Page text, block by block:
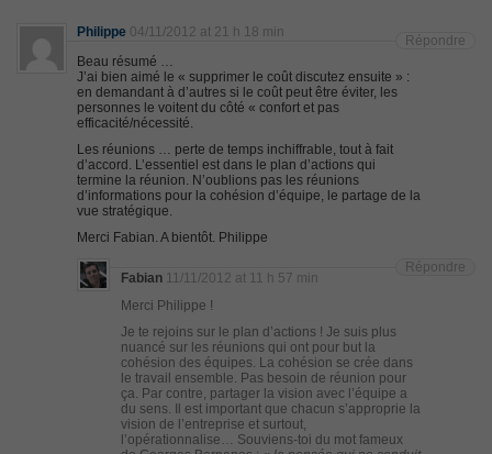
Philippe 04/11/2012 at 21 h 18 min
Beau résumé …
J’ai bien aimé le « supprimer le coût discutez ensuite » :
en demandant à d’autres si le coût peut être éviter, les
personnes le voitent du côté « confort et pas
efficacité/nécessité.
Les réunions … perte de temps inchiffrable, tout à fait
d’accord. L’essentiel est dans le plan d’actions qui
termine la réunion. N’oublions pas les réunions
d’informations pour la cohésion d’équipe, le partage de la
vue stratégique.
Merci Fabian. A bientôt. Philippe
Répondre
Fabian 11/11/2012 at 11 h 57 min
Merci Philippe !
Je te rejoins sur le plan d’actions ! Je suis plus
nuancé sur les réunions qui ont pour but la
cohésion des équipes. La cohésion se crée dans
le travail ensemble. Pas besoin de réunion pour
ça. Par contre, partager la vision avec l’équipe a
du sens. Il est important que chacun s’approprie la
vision de l’entreprise et surtout,
l’opérationnalise… Souviens-toi du mot fameux
Répondre